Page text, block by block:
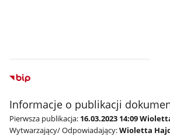
Informacje o publikacji
Pierwsza publikacja: 16.03.2023 14:09
Wytwarzający/ Odpowiadający:Wioletta